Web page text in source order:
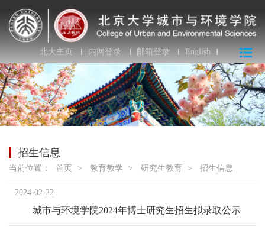
北大主页 内网登录 邮箱登录 English
招生信息
当前位置： 首页 > 教育教学 > 研究生教育 > 招生信息
2024-02-22
城市与环境学院2024年博士研究生招生拟录取公示